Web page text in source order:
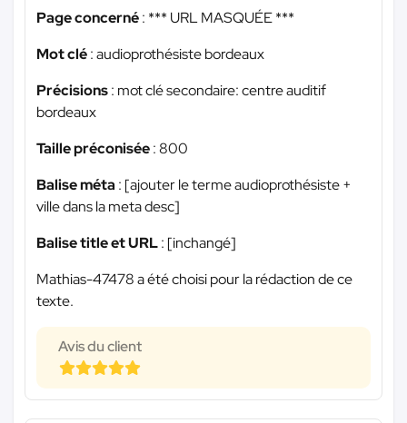
Page concerné: *** URL MASQUÉE ***
Mot clé: audioprothésiste bordeaux
Précisions: mot clé secondaire: centre auditif
bordeaux
Taille préconisée: 800
Balise méta : [ajouter le terme audioprothésiste +
ville dans la meta desc]
Balise title et URL: [inchangé]
Mathias-47478 a été choisi pour la rédaction de ce
texte.
Avis du client